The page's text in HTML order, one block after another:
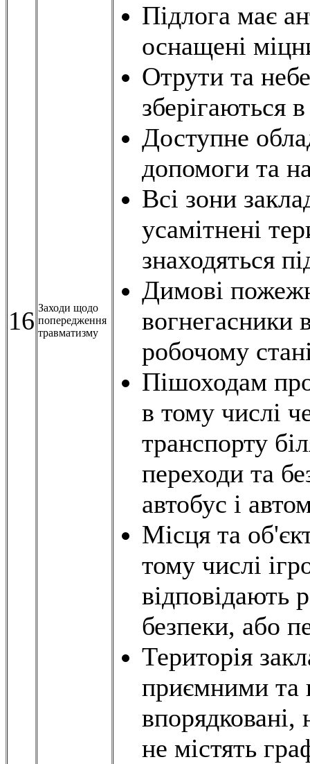
16 Заходи щодо
попередження
травматизму
Підлога має
оснащені
Отрути та
зберігаються
Доступне
допомоги та
Всі зони
усамітнені
знаходяться
Димові
вогнегасники
робочому
Пішоходам
в тому числі
транспорту
переходи та
автобус і
Місця та
тому числі
відповідають
безпеки, або
Територія
приємними та
впорядковані,
не містять